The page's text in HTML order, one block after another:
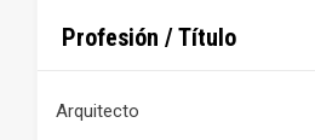
Profesión / Título
Arquitecto